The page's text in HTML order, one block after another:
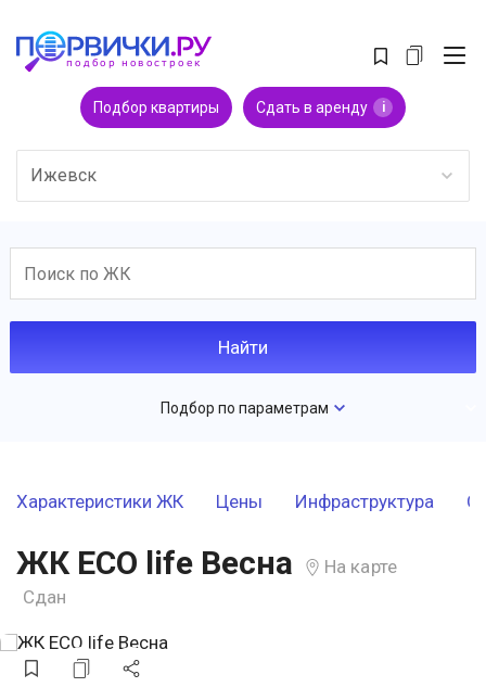
Подбор квартиры Сдать в аренду i
Ижевск
Подбор по параметрам
Характеристики ЖК Цены Инфраструктура
ЖК ECO life Весна
На карте
Сдан